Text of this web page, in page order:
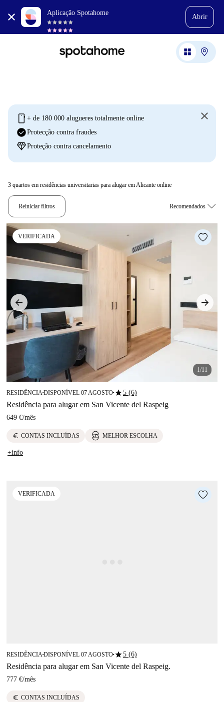
Aplicação Spotahome
Abrir
mobile + de 180 000 alugueres totalmente online
check_circleProtecção contra fraudes
diamondProteção contra cancelamento
3 quartos em residências universitarias para alugar em Alicante online
Reiniciar filtros
VERIFICADA
1/11
RESIDÊNCIA ■DISPONÍVEL 07 AGOSTO■star5 (6)
Residência para alugar em San Vicente del Raspeig
649 €/mês
euro CONTAS INCLUÍDAS MELHOR ESCOLHA
+info
VERIFICADA
RESIDÊNCIA ■DISPONÍVEL 07 AGOSTO■star5 (6)
Residência para alugar em San Vicente del Raspeig.
777 €/mês
euro CONTAS INCLUÍDAS